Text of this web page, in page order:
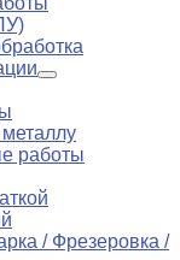
работы
/ Фрезеровка /